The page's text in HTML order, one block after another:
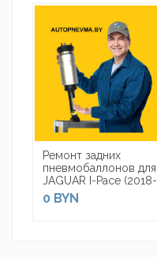
Ремонт задних
пневмобаллонов для
JAGUAR I-Pace (2018-
2024)
0 BYN